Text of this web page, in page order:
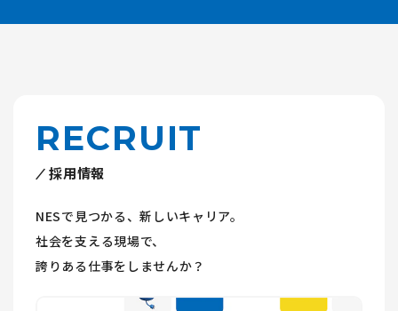
RECRUIT
採用情報
NESで見つかる、新しいキャリア。
社会を支える現場で、
誇りある仕事をしませんか？